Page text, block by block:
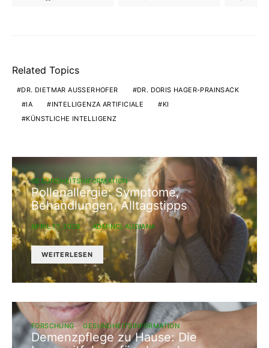
Related Topics
DR. DIETMAR AUSSERHOFER
DR. DORIS HAGER-PRAINSACK
IA
INTELLIGENZA ARTIFICIALE
KI
KÜNSTLICHE INTELLIGENZ
GESUNDHEITSINFORMATION
Pollenallergie: Symptome,
Behandlungen, Alltagstipps
APRIL 17, 2026 ADMINCLAUDIANA
WEITERLESEN
FORSCHUNG GESUNDHEITSINFORMATION
Demenzpflege zu Hause: Die